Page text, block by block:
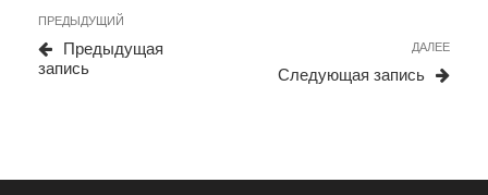
записям
Предыдущая
запись
ПРЕДЫДУЩИЙ
Предыдущая
запись
ДАЛЕЕ
Следующая запись